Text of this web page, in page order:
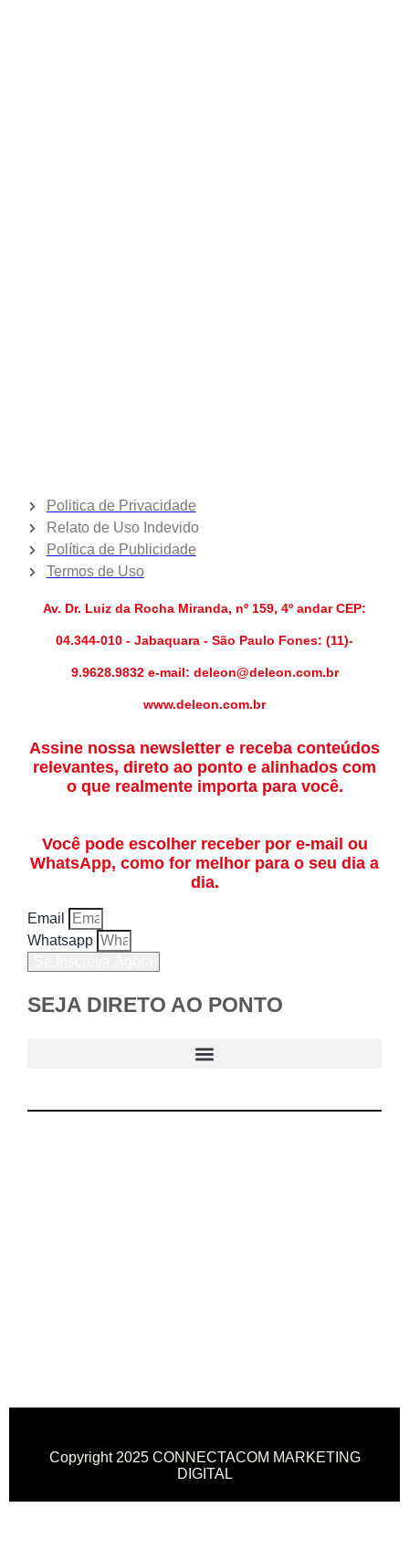
Politica de Privacidade
Relato de Uso Indevido
Política de Publicidade
Termos de Uso
Av. Dr. Luiz da Rocha Miranda, nº 159, 4º andar CEP:
04.344-010 - Jabaquara - São Paulo Fones: (11)-
9.9628.9832 e-mail: deleon@deleon.com.br
www.deleon.com.br
Assine nossa newsletter e receba conteúdos
relevantes, direto ao ponto e alinhados com
o que realmente importa para você.
Você pode escolher receber por e-mail ou
WhatsApp, como for melhor para o seu dia a
dia.
Email
Whatsapp
SEJA DIRETO AO PONTO
Copyright 2025 CONNECTACOM MARKETING
DIGITAL